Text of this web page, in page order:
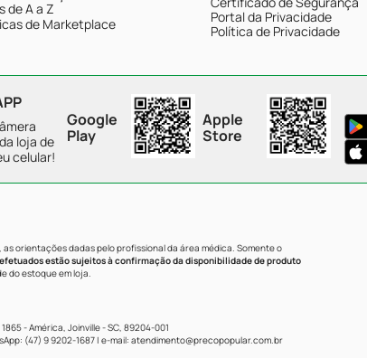
de A a Z
de Marketplace
Portal da Privacidade
Política de Privacidade
loja de
celular!
Google
Play
Apple
Store
orientações dadas pelo profissional da área médica. Somente o
estão sujeitos à confirmação da disponibilidade de produto
do estoque em loja.
- América, Joinville - SC, 89204-001
(47) 9 9202-1687 | e-mail: atendimento@precopopular.com.br